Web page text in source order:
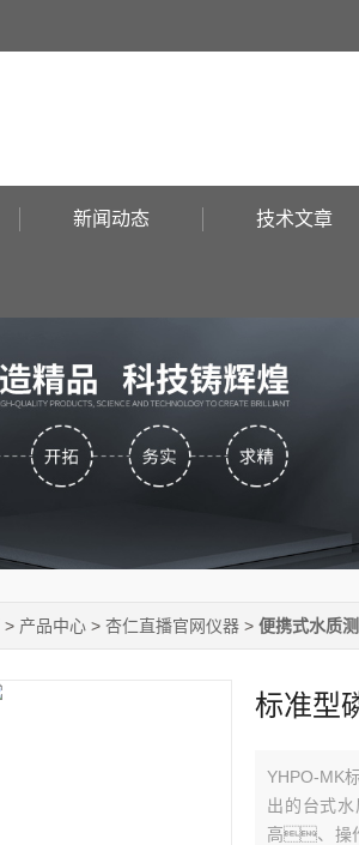
新闻动态 技术文章
> 产品中心 > 杏仁直播官网仪器 > 便携式水质
标准型
YHPO-MK
出的台式
高、操